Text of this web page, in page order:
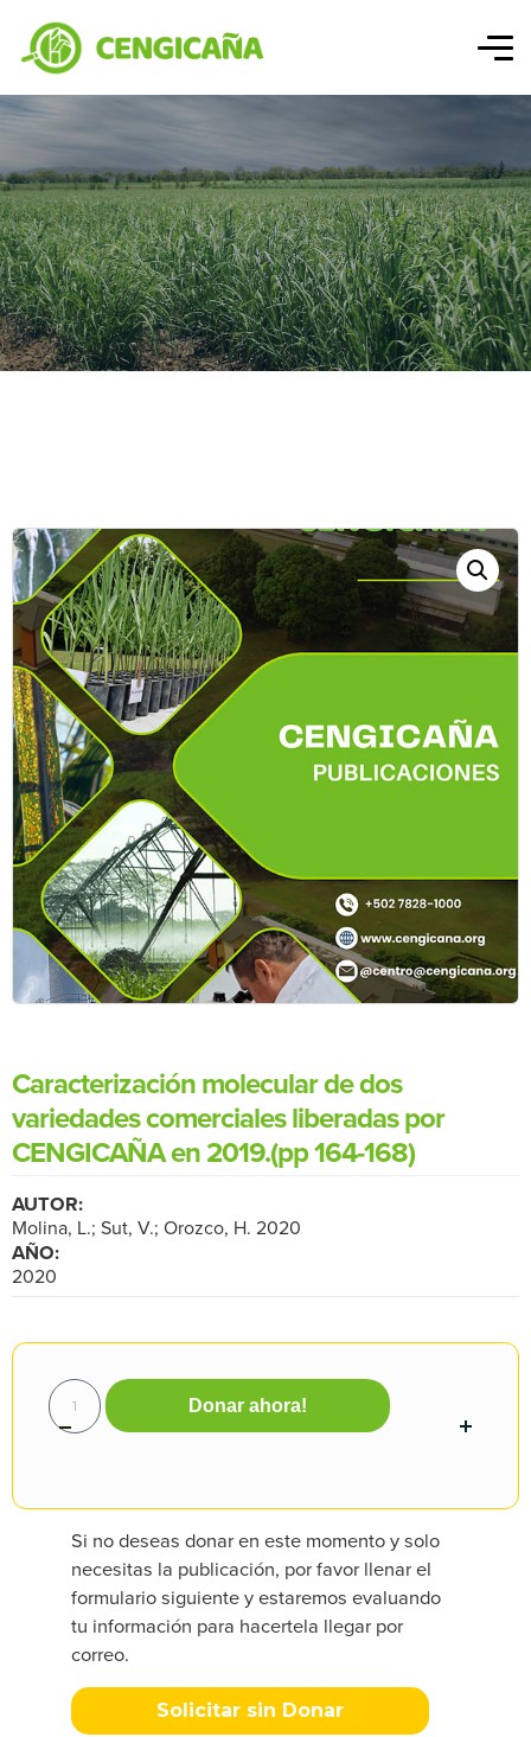
Caracterización molecular de dos
variedades comerciales liberadas por
CENGICAÑA en 2019.(pp 164-168)
AUTOR:
Molina, L.; Sut, V.; Orozco, H. 2020
AÑO:
2020
Donar ahora!
Si no deseas donar en este momento y solo
necesitas la publicación, por favor llenar el
formulario siguiente y estaremos evaluando
tu información para hacertela llegar por
correo.
Solicitar sin Donar